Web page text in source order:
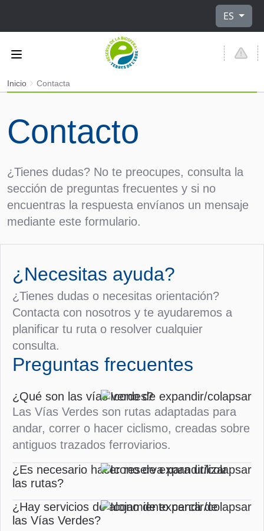
ES
Inicio Contacta
Contacto
¿Tienes dudas? No te preocupes, consulta la
sección de preguntas frecuentes y si no
encuentras la respuesta envíanos un mensaje
mediante este formulario.
¿Necesitas ayuda?
¿Tienes dudas o necesitas orientación?
Contacta con nosotros y te ayudaremos a
planificar tu ruta o resolver cualquier
consulta.
Preguntas frecuentes
¿Qué son las vías verdes?
Las Vías Verdes son rutas adaptadas para
andar, correr o hacer ciclismo, creadas sobre
antiguos trazados ferroviarios.
¿Es necesario hacer reserva para utilizar
las rutas?
¿Hay servicios de alojamiento cerca de
las Vías Verdes?